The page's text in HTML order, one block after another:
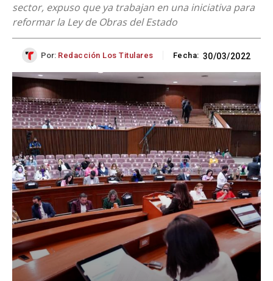
sector, expuso que ya trabajan en una iniciativa para
reformar la Ley de Obras del Estado
Por: Redacción Los Titulares Fecha: 30/03/2022